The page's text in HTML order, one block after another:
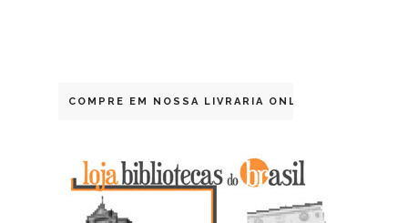
COMPRE EM NOSSA LIVRARIA ONLINE